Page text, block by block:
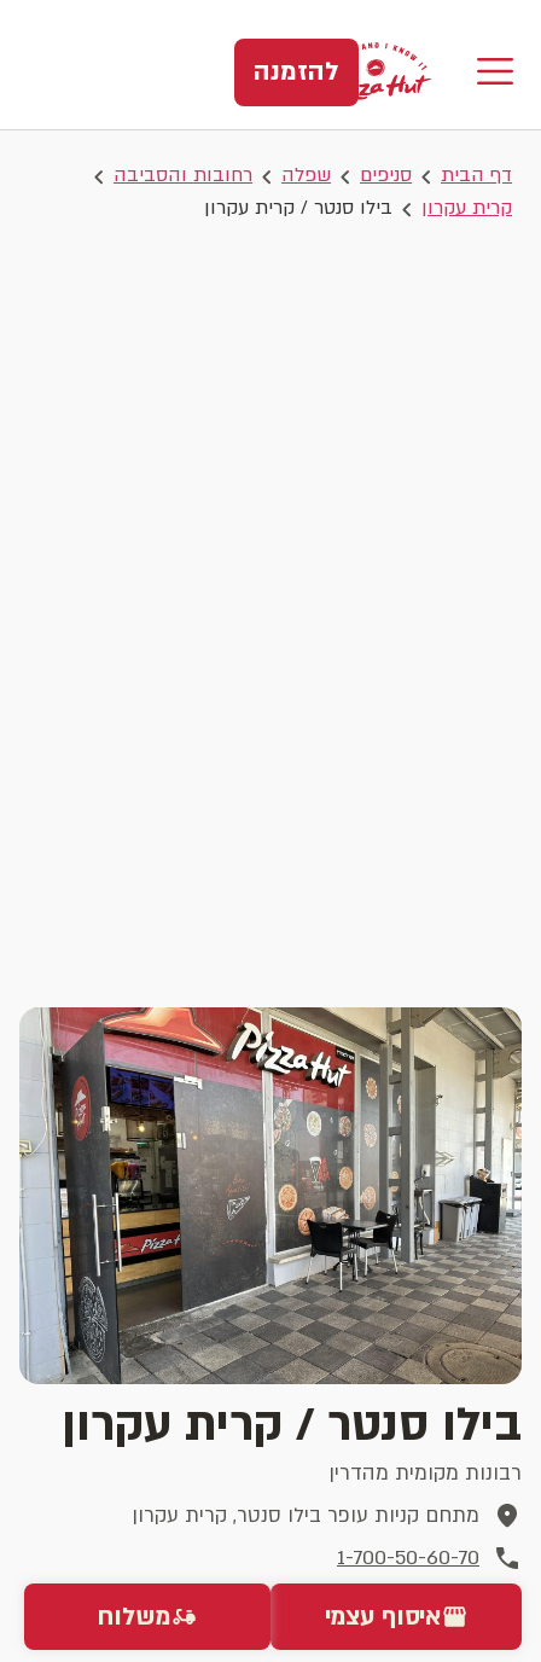
להזמנה
דף הבית סניפים שפלה
רחובות והסביבה
קרית עקרון
בילו סנטר / קרית עקרון
בילו סנטר / קרית עקרון
רבונות מקומית מהדרין
מתחם קניות עופר בילו סנטר, קרית עקרון
1-700-50-60-70
איסוף עצמי משלוח